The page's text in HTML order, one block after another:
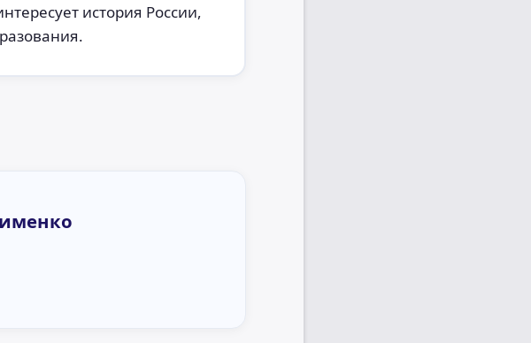
история России,